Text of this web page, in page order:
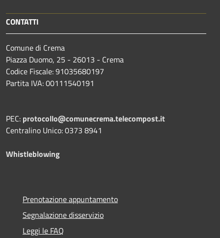
CONTATTI
Comune di Crema
Piazza Duomo, 25 - 26013 - Crema
Codice Fiscale: 91035680197
Partita IVA: 00111540191
PEC: protocollo@comunecrema.telecompost.it
Centralino Unico: 0373 8941
Whistleblowing
Prenotazione appuntamento
Segnalazione disservizio
Leggi le FAQ